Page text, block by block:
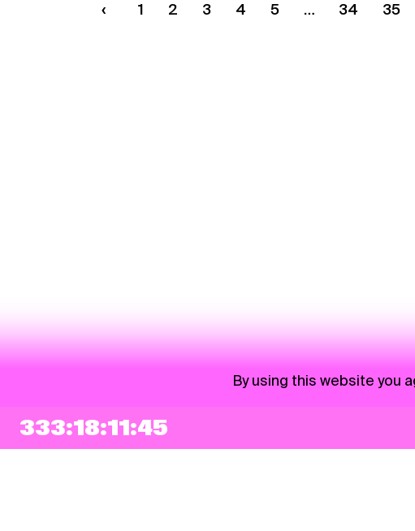
1 2 3 4 5 34 35
333:18:11:44
By using this website you